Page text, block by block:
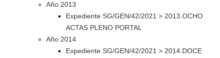
Año 2013
Expediente SG/GEN/42/2021 > 2013.OCHO
ACTAS PLENO PORTAL
Año 2014
Expediente SG/GEN/42/2021 > 2014.DOCE